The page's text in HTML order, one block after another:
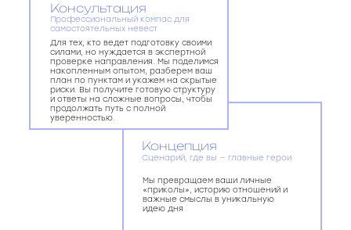
Концепция
Консультация
Мы превращаем ваши личные
«приколы», историю отношений и
важные смыслы в уникальную
идею дня
Для тех, кто ведет подготовку своими
силами, но нуждается в экспертной
проверке направления. Мы поделимся
накопленным опытом, разберем ваш
план по пунктам и укажем на скрытые
риски. Вы получите готовую структуру
и ответы на сложные вопросы, чтобы
продолжать путь с полной
уверенностью.
Сценарий, где вы — главные герои
Профессиональный компас для
самостоятельных невест